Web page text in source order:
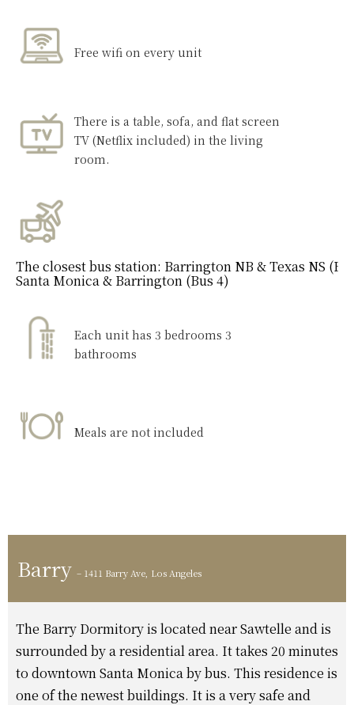
Free wifi on every unit
There is a table, sofa, and flat screen
TV (Netflix included) in the living
room.
The closest bus station: Barrington NB & Texas NS
Santa Monica & Barrington (Bus 4)
Each unit has 3 bedrooms 3
bathrooms
Meals are not included
Barry – 1411 Barry Ave, Los Angeles
The Barry Dormitory is located near Sawtelle and is
surrounded by a residential area. It takes 20 minutes
to downtown Santa Monica by bus. This residence is
one of the newest buildings. It is a very safe and